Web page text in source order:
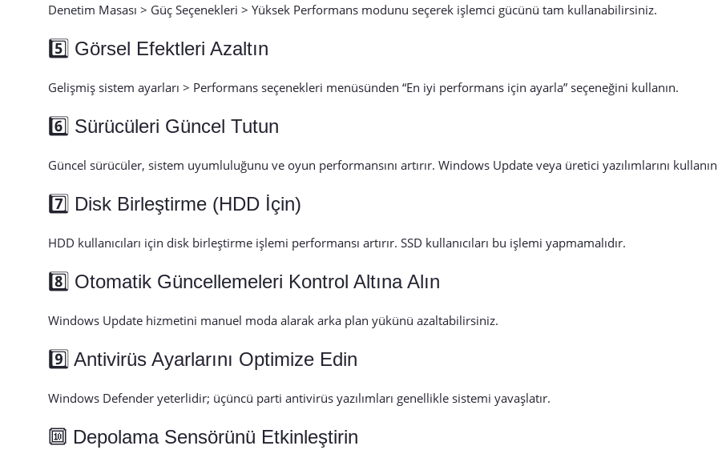
Denetim Masası > Güç Seçenekleri > Yüksek Performans modunu seçerek işlemci gücünü tam kullanabilirsiniz.
5️⃣ Görsel Efektleri Azaltın
Gelişmiş sistem ayarları > Performans seçenekleri menüsünden “En iyi performans için ayarla” seçeneğini kullanın.
6️⃣ Sürücüleri Güncel Tutun
Güncel sürücüler, sistem uyumluluğunu ve oyun performansını artırır. Windows Update veya üretici yazılımlarını
7️⃣ Disk Birleştirme (HDD İçin)
HDD kullanıcıları için disk birleştirme işlemi performansı artırır. SSD kullanıcıları bu işlemi yapmamalıdır.
8️⃣ Otomatik Güncellemeleri Kontrol Altına Alın
Windows Update hizmetini manuel moda alarak arka plan yükünü azaltabilirsiniz.
9️⃣ Antivirüs Ayarlarını Optimize Edin
Windows Defender yeterlidir; üçüncü parti antivirüs yazılımları genellikle sistemi yavaşlatır.
🔟 Depolama Sensörünü Etkinleştirin